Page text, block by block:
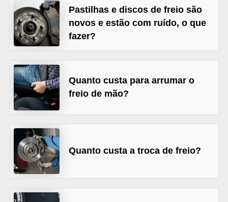
Pastilhas e discos de freio são
novos e estão com ruído, o que
fazer?
Quanto custa para arrumar o
freio de mão?
Quanto custa a troca de freio?
u
l
o
B
i
c
l
e
a